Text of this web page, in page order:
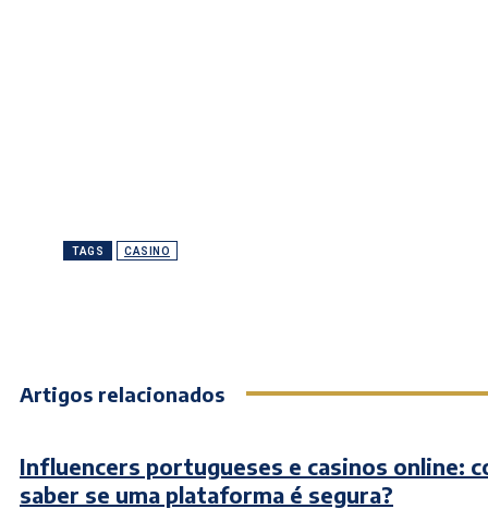
TAGS CASINO
Artigos relacionados
Influencers portugueses e casinos online:
saber se uma plataforma é segura?